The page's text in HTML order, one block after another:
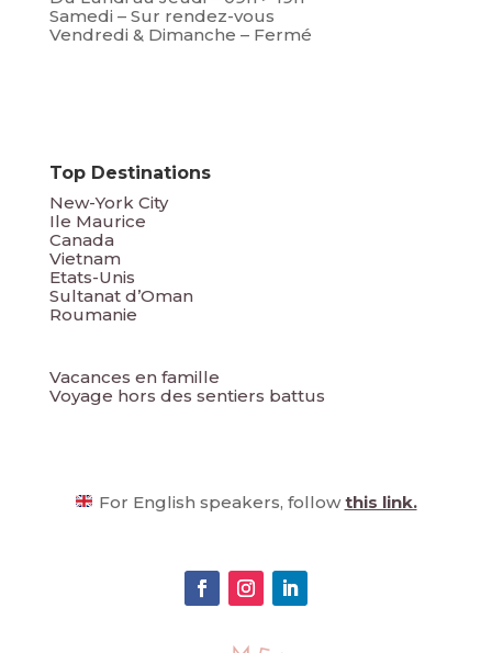
Samedi – Sur rendez-vous
Vendredi & Dimanche – Fermé
Top Destinations
New-York City
Ile Maurice
Canada
Vietnam
Etats-Unis
Sultanat d’Oman
Roumanie
Vacances en famille
Voyage hors des sentiers battus
For English speakers, followthis link.